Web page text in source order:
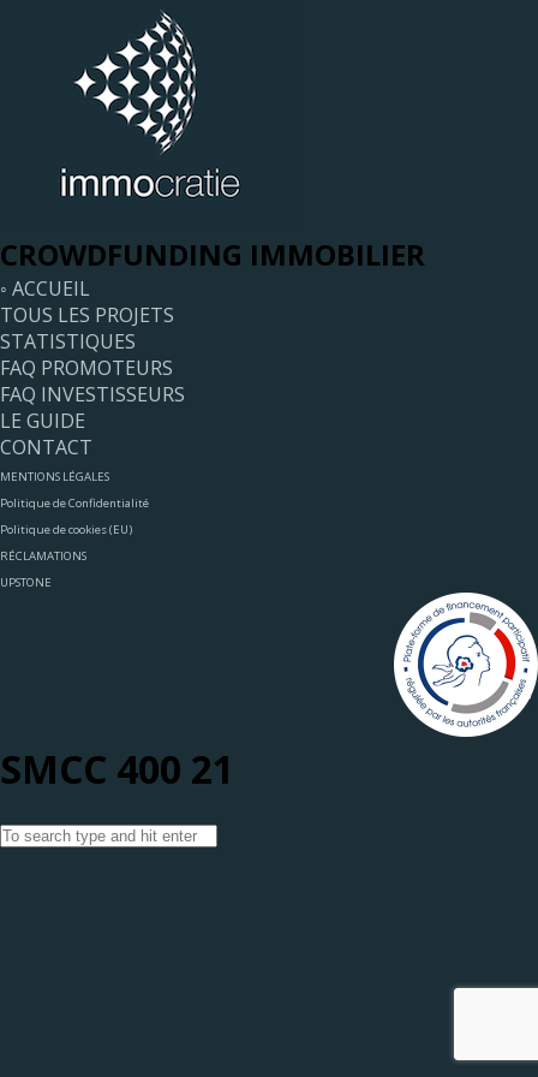
CROWDFUNDING IMMOBILIER
◦ ACCUEIL
TOUS LES PROJETS
STATISTIQUES
FAQ PROMOTEURS
FAQ INVESTISSEURS
LE GUIDE
CONTACT
MENTIONS LÉGALES
Politique de Confidentialité
Politique de cookies (EU)
RÉCLAMATIONS
UPSTONE
SMCC 400 21